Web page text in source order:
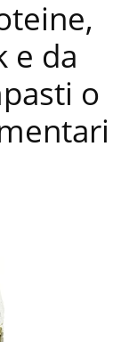
e da
o